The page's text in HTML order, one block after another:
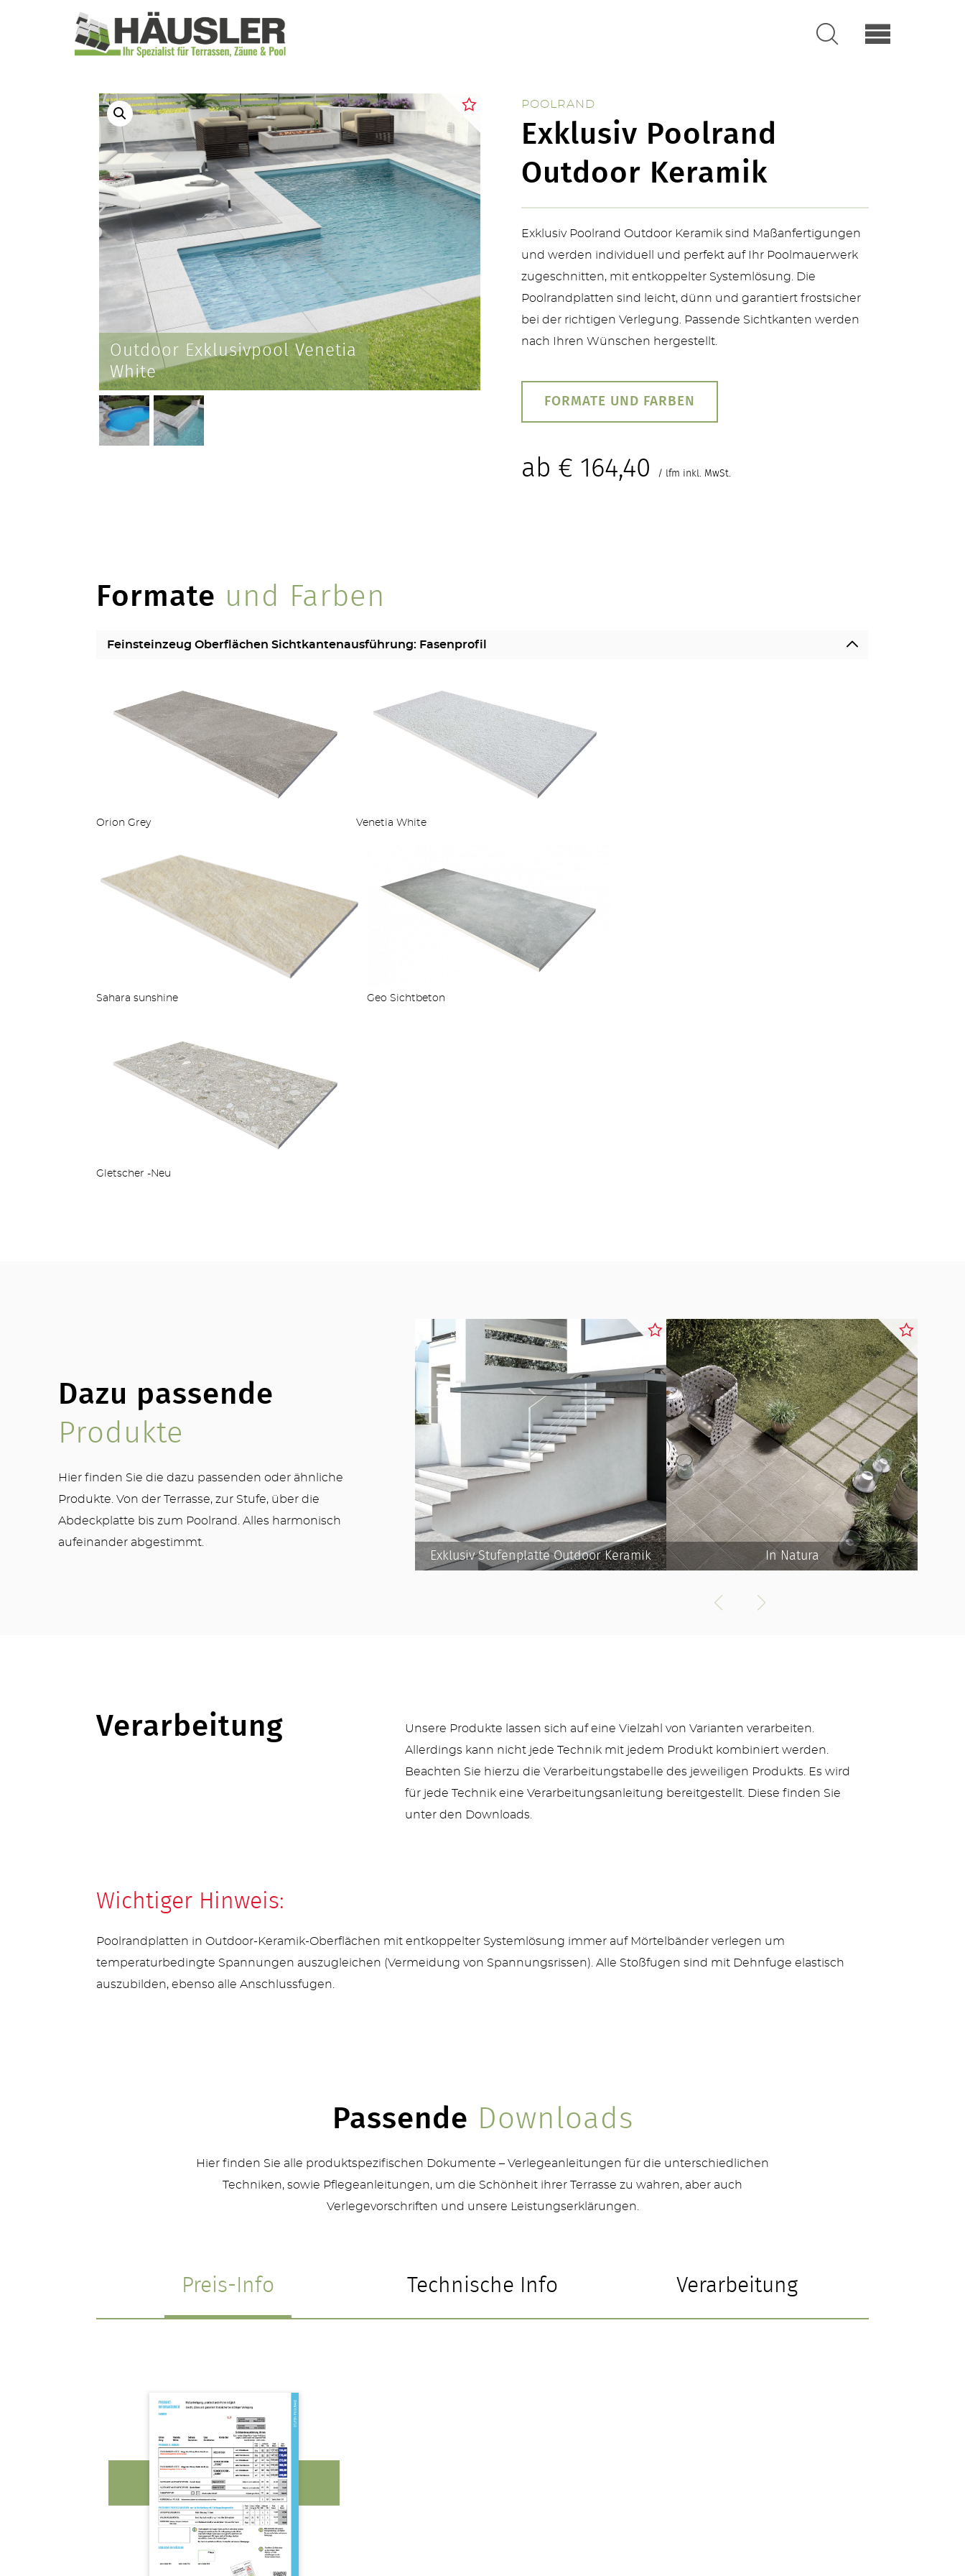
KONTAKT
SERVICE & NEUHEITEN
OUTDOOR KÜCHE
Outdoor Exklusivpool Venetia
White
POOLRAND
Exklusiv Poolrand
Outdoor Keramik
Exklusiv Poolrand Outdoor Keramik sind Maßanfertigungen
und werden individuell und perfekt auf Ihr Poolmauerwerk
zugeschnitten, mit entkoppelter Systemlösung. Die
Poolrandplatten sind leicht, dünn und garantiert frostsicher
bei der richtigen Verlegung. Passende Sichtkanten werden
nach Ihren Wünschen hergestellt.
FORMATE UND FARBEN
ab € 164,40 / lfm inkl. MwSt.
Formate und Farben
Feinsteinzeug Oberflächen Sichtkantenausführung: Fasenprofil
Orion Grey Venetia White
Sahara sunshine Geo Sichtbeton
Gletscher -Neu
Dazu passende
Produkte
Hier finden Sie die dazu passenden oder ähnliche
Produkte. Von der Terrasse, zur Stufe, über die
Abdeckplatte bis zum Poolrand. Alles harmonisch
aufeinander abgestimmt.
Exklusiv Stufenplatte Outdoor Keramik In Natura
Verarbeitung
Unsere Produkte lassen sich auf eine Vielzahl von Varianten verarbeiten.
Allerdings kann nicht jede Technik mit jedem Produkt kombiniert werden.
Beachten Sie hierzu die Verarbeitungstabelle des jeweiligen Produkts. Es wird
für jede Technik eine Verarbeitungsanleitung bereitgestellt. Diese finden Sie
unter den Downloads.
Wichtiger Hinweis:
Poolrandplatten in Outdoor-Keramik-Oberflächen mit entkoppelter Systemlösung immer auf Mörtelbänder verlegen um
temperaturbedingte Spannungen auszugleichen (Vermeidung von Spannungsrissen). Alle Stoßfugen sind mit Dehnfuge elastisch
auszubilden, ebenso alle Anschlussfugen.
Passende Downloads
Hier finden Sie alle produktspezifischen Dokumente – Verlegeanleitungen für die unterschiedlichen
Techniken, sowie Pflegeanleitungen, um die Schönheit ihrer Terrasse zu wahren, aber auch
Verlegevorschriften und unsere Leistungserklärungen.
Preis-Info Technische Info Verarbeitung